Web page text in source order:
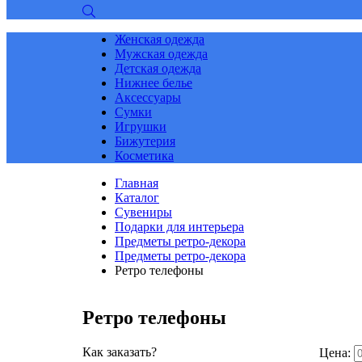
Женская одежда
Мужская одежда
Детская одежда
Нижнее белье
Аксессуары
Сумки
Игрушки
Бижутерия
Косметика
Главная
Каталог
Сувениры
Подарки для интерьера
Предметы ретро-декора
Предметы ретро-декора
Ретро телефоны
Ретро телефоны
Как заказать?
Цена: